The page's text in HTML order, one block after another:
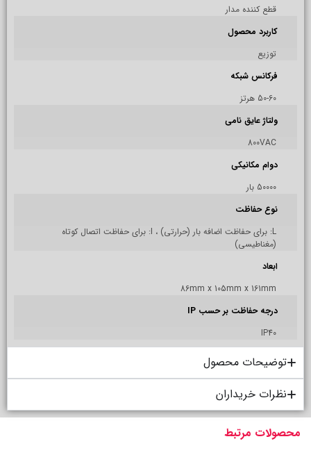
قطع کننده مدار
کاربرد محصول
توزیع
فرکانس شبکه
50-60 هرتز
ولتاژ عایق نامی
800VAC
دوام مکانیکی
50000 بار
نوع حفاظت
L: برای حفاظت اضافه بار (حرارتی) ، I: برای حفاظت اتصال کوتاه
(مغناطیسی)
ابعاد
86mm x 105mm x 161mm
درجه حفاظت بر حسب IP
IP40
توضیحات محصول
نظرات خریداران
محصولات مرتبط